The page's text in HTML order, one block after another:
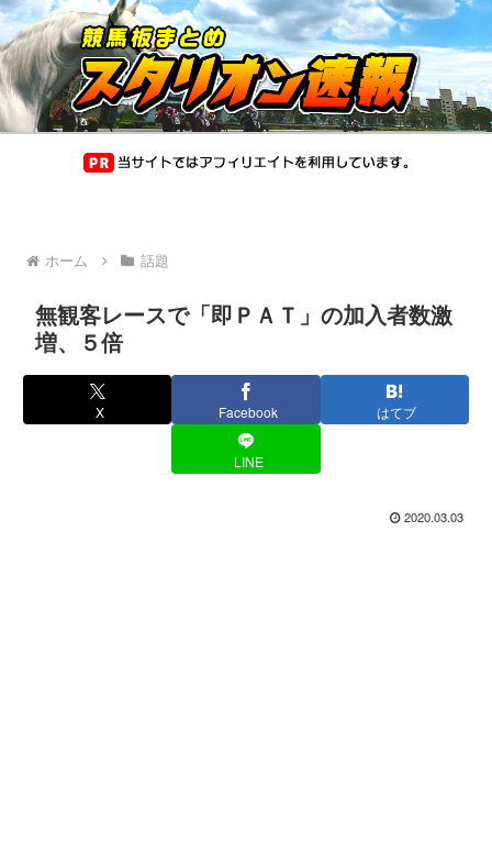
ホーム 話題
無観客レースで「即ＰＡＴ」の加入者数激
増、５倍
X Facebook はてブ
LINE
2020.03.03